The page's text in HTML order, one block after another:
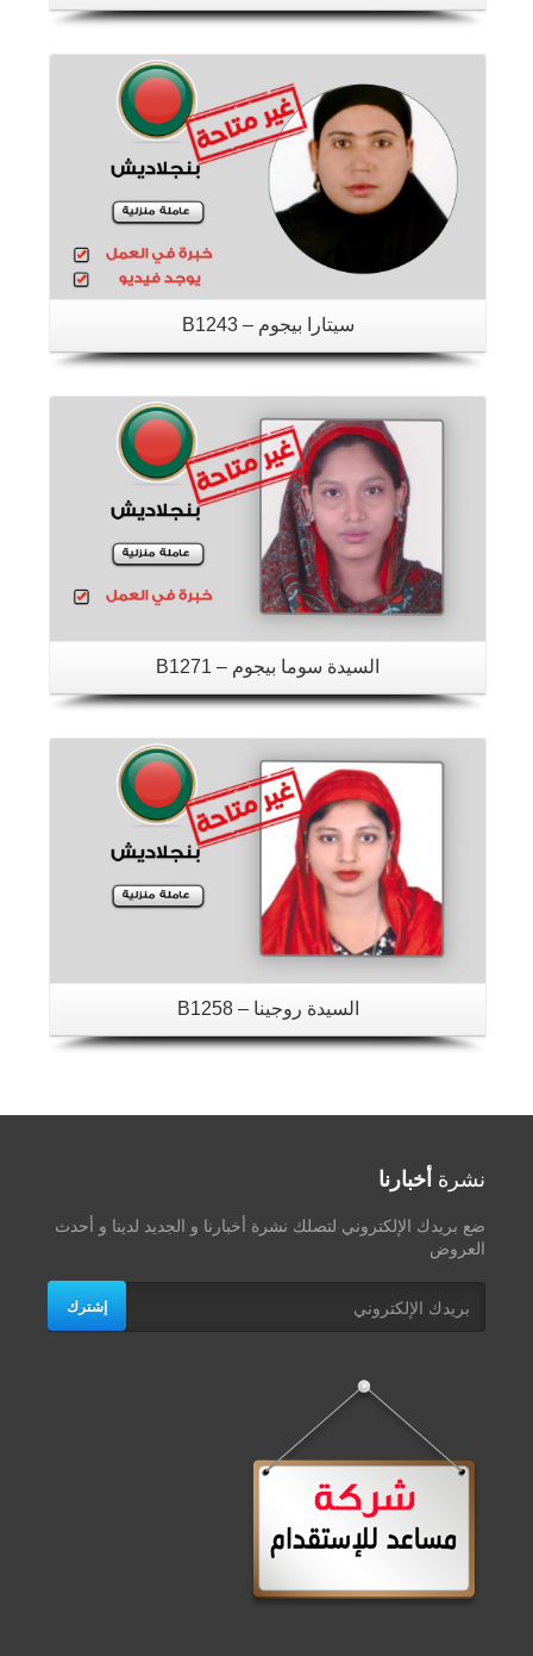
سيتارا بيجوم – B1243
السيدة سوما بيجوم – B1271
السيدة روجينا – B1258
نشرة أخبارنا
ضع بريدك الإلكتروني لتصلك نشرة أخبارنا و الجديد لدينا و أحدث
العروض
إشترك